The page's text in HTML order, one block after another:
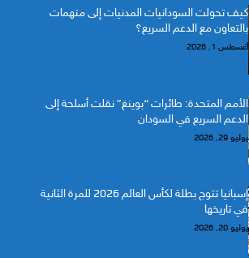
كيف تحولت السودانيات المدنيات إلى متهمات
بالتعاون مع الدعم السريع؟
أغسطس 1, 2026
الأمم المتحدة: طائرات “بوينغ” نقلت أسلحة إلى
الدعم السريع في السودان
يوليو 29, 2026
إسبانيا تتوج بطلة لكأس العالم 2026 للمرة الثانية
في تاريخها
يوليو 20, 2026